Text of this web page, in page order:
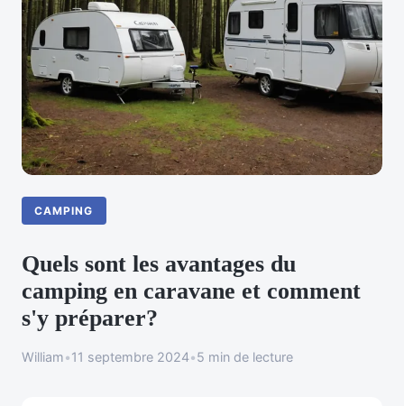
CAMPING
Quels sont les avantages du
camping en caravane et comment
s'y préparer?
William•11 septembre 2024•5 min de lecture